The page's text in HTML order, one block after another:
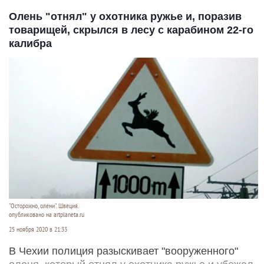
Олень "отнял" у охотника ружье и, поразив
товарищей, скрылся в лесу с карабином 22-го
калибра
"Осторожно, олени". Швеция.
опубликовано на artplaneta.ru
25 ноября 2020 в 21:33
В Чехии полиция разыскивает "вооруженного"